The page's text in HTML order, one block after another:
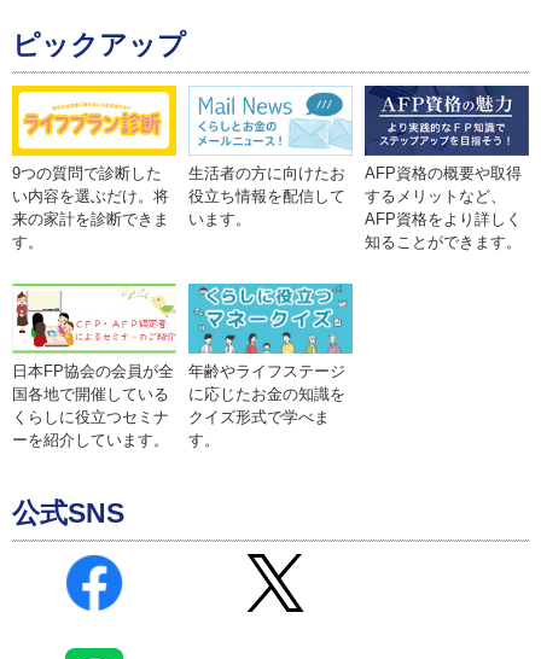
ピックアップ
9つの質問で診断した
い内容を選ぶだけ。将
来の家計を診断できま
す。
生活者の方に向けたお
役立ち情報を配信して
います。
AFP資格の概要や取得
するメリットなど、
AFP資格をより詳しく
知ることができます。
日本FP協会の会員が全
国各地で開催している
くらしに役立つセミナ
ーを紹介しています。
年齢やライフステージ
に応じたお金の知識を
クイズ形式で学べま
す。
公式SNS